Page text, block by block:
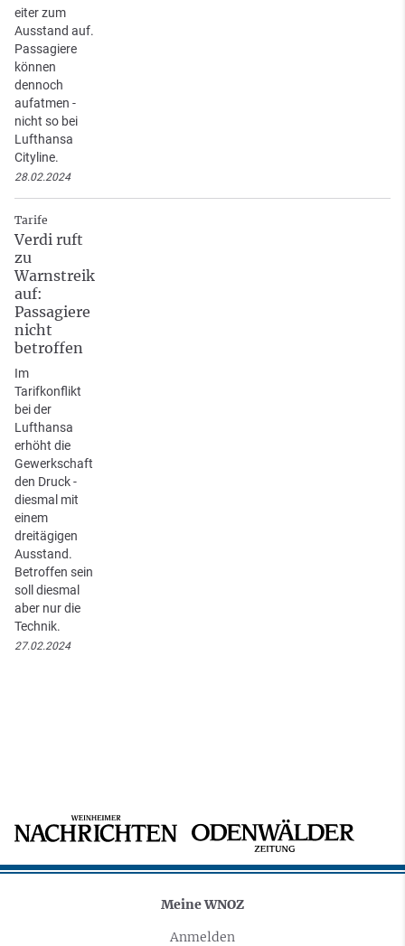
eiter zum
Ausstand auf.
Passagiere
können
dennoch
aufatmen -
nicht so bei
Lufthansa
Cityline.
28.02.2024
Tarife
Verdi ruft
zu
Warnstreik
auf:
Passagiere
nicht
betroffen
Im
Tarifkonflikt
bei der
Lufthansa
erhöht die
Gewerkschaft
den Druck -
diesmal mit
einem
dreitägigen
Ausstand.
Betroffen sein
soll diesmal
aber nur die
Technik.
27.02.2024
Meine WNOZ
Anmelden